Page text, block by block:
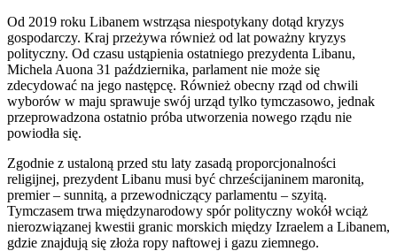
Od 2019 roku Libanem wstrząsa niespotykany dotąd kryzys
gospodarczy. Kraj przeżywa również od lat poważny kryzys
polityczny. Od czasu ustąpienia ostatniego prezydenta Libanu,
Michela Auona 31 października, parlament nie może się
zdecydować na jego następcę. Również obecny rząd od chwili
wyborów w maju sprawuje swój urząd tylko tymczasowo, jednak
przeprowadzona ostatnio próba utworzenia nowego rządu nie
powiodła się.
Zgodnie z ustaloną przed stu laty zasadą proporcjonalności
religijnej, prezydent Libanu musi być chrześcijaninem maronitą,
premier – sunnitą, a przewodniczący parlamentu – szyitą.
Tymczasem trwa międzynarodowy spór polityczny wokół wciąż
nierozwiązanej kwestii granic morskich między Izraelem a Libanem,
gdzie znajdują się złoża ropy naftowej i gazu ziemnego.